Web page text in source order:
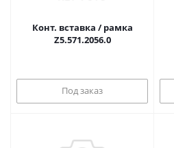
Конт. вставка / рамка
Z5.571.2056.0
Под заказ